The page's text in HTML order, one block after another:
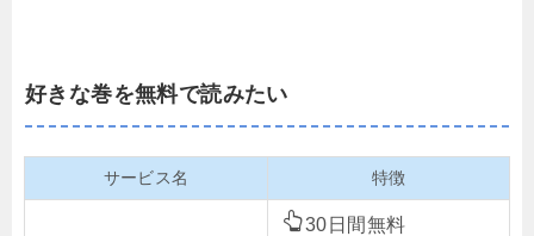
好きな巻を無料で読みたい
サービス名 特徴
30日間無料